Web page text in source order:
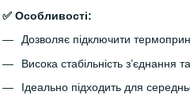
✅ Особливості:
Дозволяє підключити
Висока стабільність з’єднання
Ідеально підходить для